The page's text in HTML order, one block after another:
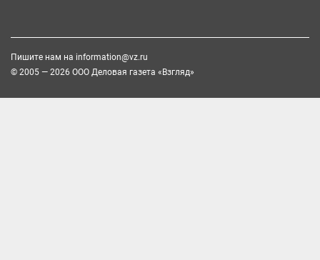
Пишите нам на information@vz.ru
© 2005 — 2026 ООО Деловая газета «Взгляд»